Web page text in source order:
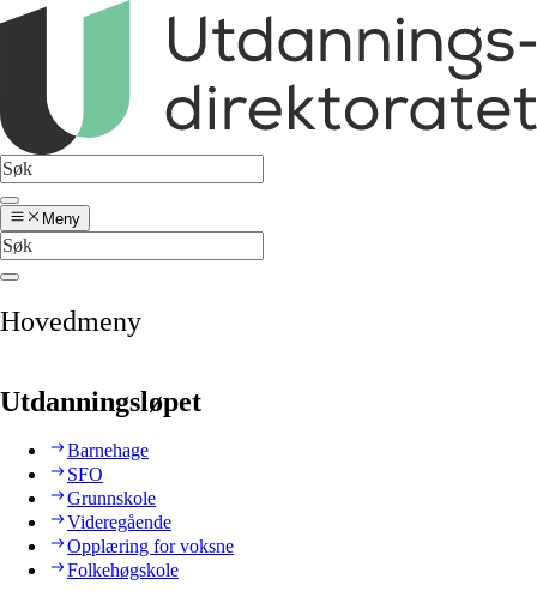
Meny
Hovedmeny
Utdanningsløpet
Barnehage
SFO
Grunnskole
Videregående
Opplæring for voksne
Folkehøgskole